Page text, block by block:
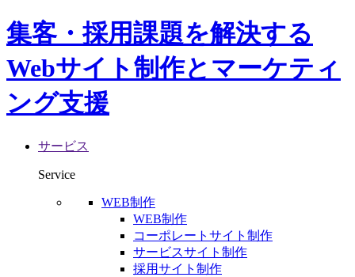
集客・採用課題を解決する
Webサイト制作とマーケティ
ング支援
サービス
Service
WEB制作
WEB制作
コーポレートサイト制作
サービスサイト制作
採用サイト制作